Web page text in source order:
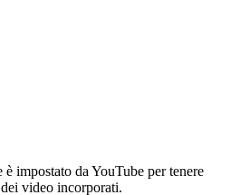
è impostato da YouTube per tenere
video incorporati.